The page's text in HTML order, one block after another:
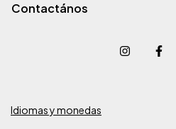
Contactános
Idiomas y monedas